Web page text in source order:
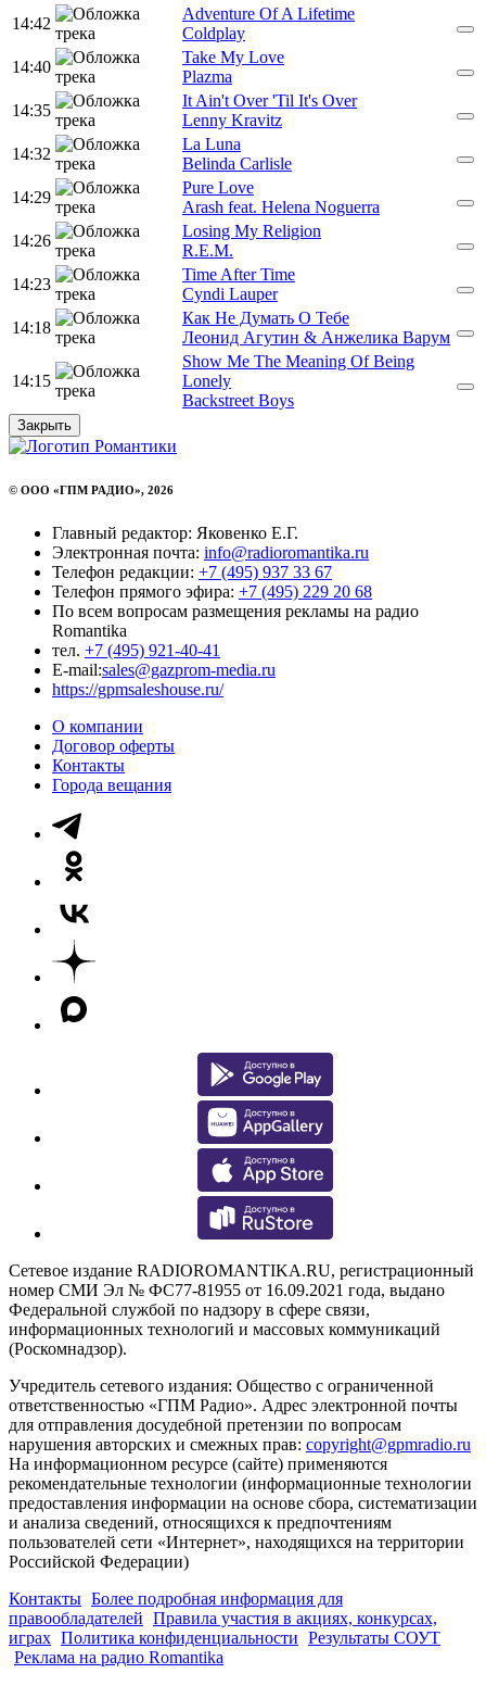
14:42
Adventure Of A Lifetime
Coldplay
14:40
Take My Love
Plazma
14:35
It Ain't Over 'Til It's Over
Lenny Kravitz
14:32
La Luna
Belinda Carlisle
14:29
Pure Love
Arash feat. Helena Noguerra
14:26
Losing My Religion
R.E.M.
14:23
Time After Time
Cyndi Lauper
14:18
Как Не Думать О Тебе
Леонид Агутин & Анжелика Варум
14:15
Show Me The Meaning Of Being
Lonely
Backstreet Boys
Закрыть
© ООО «ГПМ РАДИО», 2026
Главный редактор: Яковенко Е.Г.
Электронная почта: info@radioromantika.ru
Телефон редакции: +7 (495) 937 33 67
Телефон прямого эфира: +7 (495) 229 20 68
По всем вопросам размещения рекламы на радио
Romantika
тел. +7 (495) 921-40-41
E-mail:sales@gazprom-media.ru
https://gpmsaleshouse.ru/
О компании
Договор оферты
Контакты
Города вещания
Сетевое издание RADIOROMANTIKA.RU, регистрационный
номер СМИ Эл № ФС77-81955 от 16.09.2021 года, выдано
Федеральной службой по надзору в сфере связи,
информационных технологий и массовых коммуникаций
(Роскомнадзор).
Учредитель сетевого издания: Общество с ограниченной
ответственностью «ГПМ Радио». Адрес электронной почты
для отправления досудебной претензии по вопросам
нарушения авторских и смежных прав: copyright@gpmradio.ru
На информационном ресурсе (сайте) применяются
рекомендательные технологии (информационные технологии
предоставления информации на основе сбора, систематизации
и анализа сведений, относящихся к предпочтениям
пользователей сети «Интернет», находящихся на территории
Российской Федерации)
Контакты Более подробная информация для
правообладателей Правила участия в акциях, конкурсах,
играх Политика конфиденциальности Результаты СОУТ
Реклама на радио Romantika